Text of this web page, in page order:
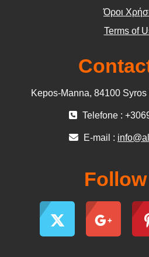
Όροι
Terms of
Kepos-Manna, 84100
Telefone :
E-mail :